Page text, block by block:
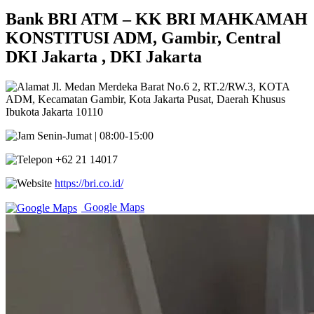
Bank BRI ATM – KK BRI MAHKAMAH
KONSTITUSI ADM, Gambir, Central
DKI Jakarta , DKI Jakarta
Jl. Medan Merdeka Barat No.6 2, RT.2/RW.3, KOTA
ADM, Kecamatan Gambir, Kota Jakarta Pusat, Daerah Khusus
Ibukota Jakarta 10110
Senin-Jumat | 08:00-15:00
+62 21 14017
https://bri.co.id/
Google Maps